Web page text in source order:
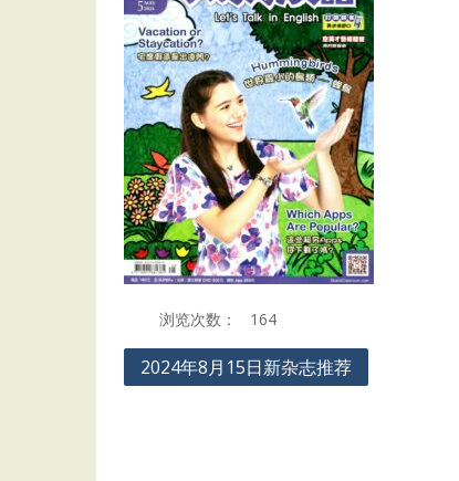
浏览次数： 164
Post
2024年8月15日新杂志推荐